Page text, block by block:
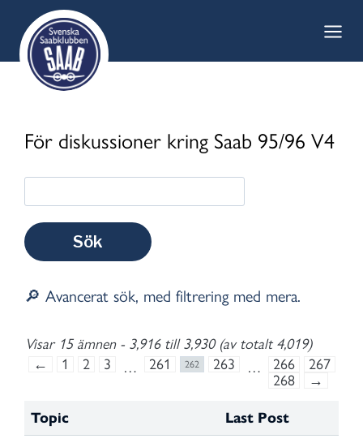
content
För diskussioner kring Saab 95/96 V4
🔎 Avancerat sök, med filtrering med mera.
Visar 15 ämnen - 3,916 till 3,930 (av totalt 4,019)
←
1 2 3 … 261 262 263 … 266
267
268
→
Topic Last Post